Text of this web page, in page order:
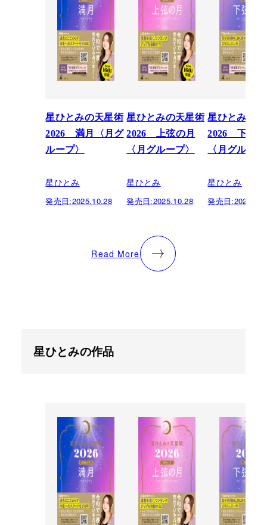
星ひとみの天星術
2026 満月〈月グ
ループ〉
星ひとみ
発売日:2025.10.28
星ひとみの天星術
2026 上弦の月
〈月グループ〉
星ひとみ
発売日:2025.10.28
星ひとみの
2026 下弦
〈月グルー
星ひとみ
発売日:
Read More
星ひとみの作品